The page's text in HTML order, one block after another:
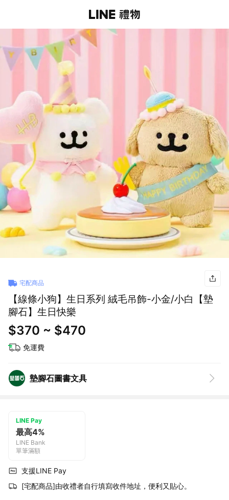
宅配商品
【線條小狗】生日系列 絨毛吊飾-小金/小白【墊
腳石】生日快樂
$370 ~ $470
免運費
墊腳石圖書文具
LINE Pay
最高4%
LINE Bank
單筆滿額
支援LINE Pay
[宅配商品]由收禮者自行填寫收件地址，便利又貼心。